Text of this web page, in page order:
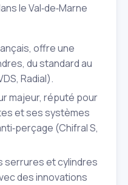
le Val‑de‑Marne
offre une
du standard au
Radial).
majeur, réputé pour
et ses systèmes
(Chifral S,
serrures et cylindres
des innovations